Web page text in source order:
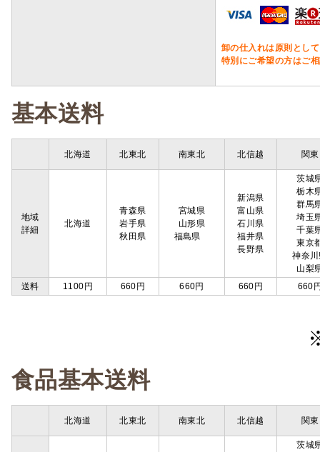
卸の仕入れは原則とし
特別にご希望の方はご
基本送料
北海道 北東北 南東北 北信越 関東
地域
詳細
北海道
青森県
岩手県
秋田県
宮城県
山形県
福島県
新潟県
富山県
石川県
福井県
長野県
茨城
栃木
群馬
埼玉
千葉
東京
神奈
山梨
送料
1100円 660円 660円 660円 660
食品基本送料
北海道 北東北 南東北 北信越 関東
茨城